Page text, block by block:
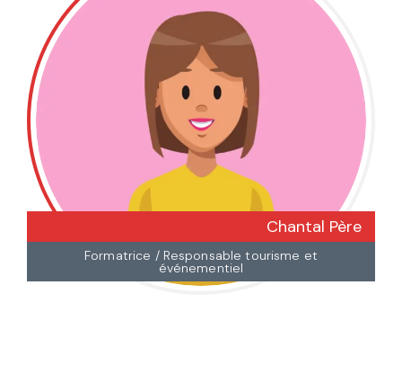
Chantal Père
Formatrice / Responsable tourisme et
événementiel